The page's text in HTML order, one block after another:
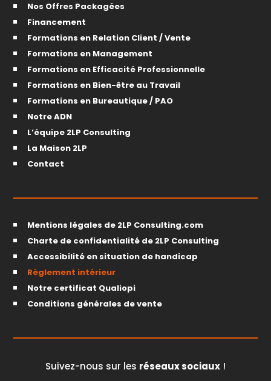
Nos Offres Packagées
Financement
Formations en Relation Client / Vente
Formations en Management
Formations en Efficacité Professionnelle
Formations en Bien-être au Travail
Formations en Bureautique / PAO
Notre ADN
L’équipe 2LP Consulting
La Maison 2LP
Contact
Mentions légales de 2LP Consulting.com
Charte de confidentialité de 2LP Consulting
Accessibilité en situation de handicap
Règlement intérieur
Notre certificat Qualiopi
Conditions générales de vente
Suivez-nous sur les réseaux sociaux !